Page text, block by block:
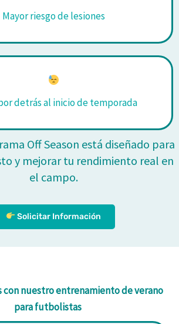
Mayor riesgo de lesiones
detrás al inicio de temporada
Off Season está diseñado para
y mejorar tu rendimiento real en
el campo.
Solicitar Información
con nuestro entrenamiento de verano
para futbolistas